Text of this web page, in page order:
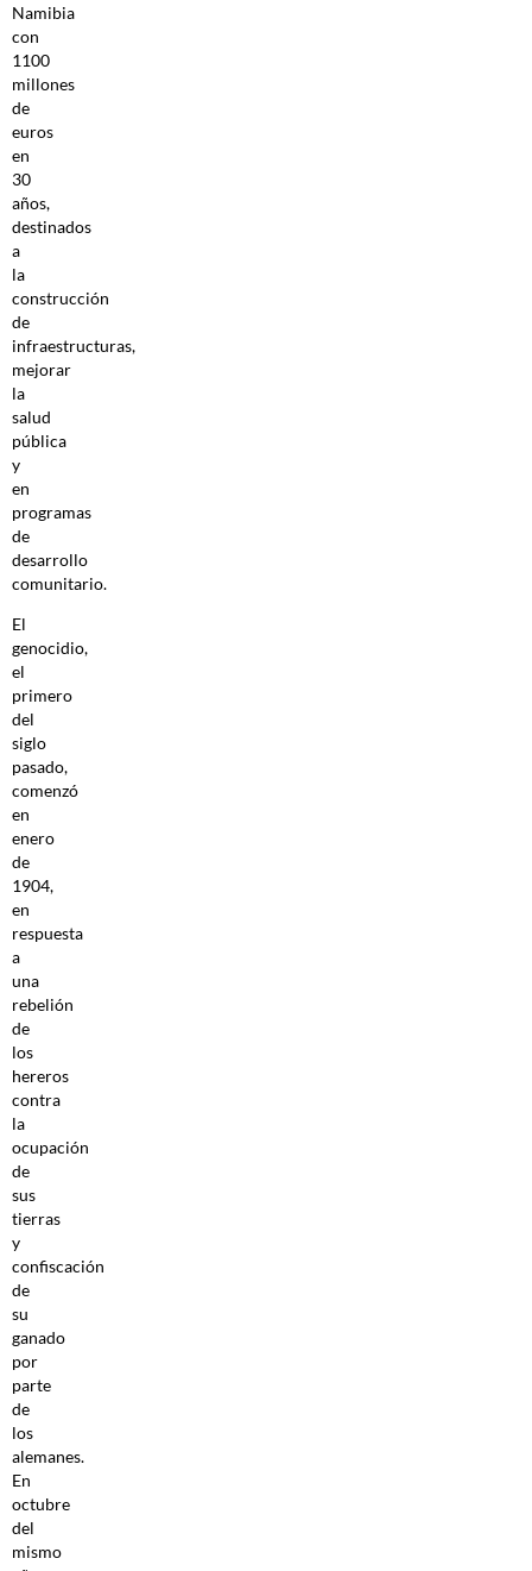
Namibia
con
1100
millones
de
euros
en
30
años,
destinados
a
la
construcción
de
infraestructuras,
mejorar
la
salud
pública
y
en
programas
de
desarrollo
comunitario.
El
genocidio,
el
primero
del
siglo
pasado,
comenzó
en
enero
de
1904,
en
respuesta
a
una
rebelión
de
los
hereros
contra
la
ocupación
de
sus
tierras
y
confiscación
de
su
ganado
por
parte
de
los
alemanes.
En
octubre
del
mismo